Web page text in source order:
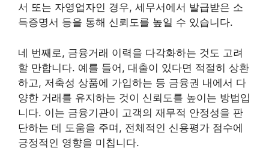
서 또는 자영업자인 경우, 세무서에서 발급받은 소
득증명서 등을 통해 신뢰도를 높일 수 있습니다.
네 번째로, 금융거래 이력을 다각화하는 것도 고려
할 만합니다. 예를 들어, 대출이 있다면 적절히 상환
하고, 저축성 상품에 가입하는 등 금융권 내에서 다
양한 거래를 유지하는 것이 신뢰도를 높이는 방법입
니다. 이는 금융기관이 고객의 재무적 안정성을 판
단하는 데 도움을 주며, 전체적인 신용평가 점수에
긍정적인 영향을 미칩니다.